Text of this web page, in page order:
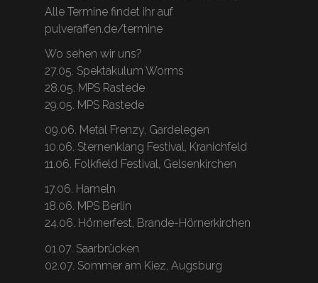
Alle Termine findet ihr auf
pulveraffen.de/termine
Wo sehen wir uns?
27.05. Spektakulum Worms
28.05. MPS Rastede
29.05. MPS Rastede
09.06. Metal Frenzy, Gardelegen
10.06. Sternenklang Festival, Kranichfeld
11.06. Folkfield Festival, Gelsenkirchen
17.06. Hameln
18.06. MPS Berlin
24.06. Hörnerfest, Brande-Hörnerkirchen
01.07. Saarbrücken
02.07. Sommer am Kiez, Augsburg